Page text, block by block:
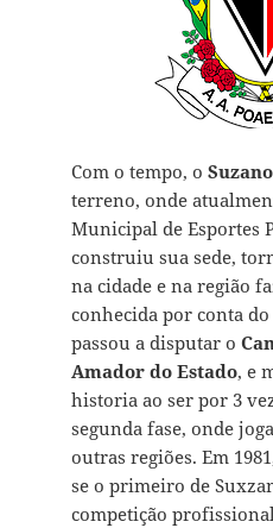
Com o tempo, o
terreno, onde
Municipal de Esportes
construiu sua sede,
na cidade e na região
conhecida por conta
passou a disputar o
Amador do Estado, e
historia ao ser por 3
segunda fase, onde
outras regiões. Em
se o primeiro de
competição